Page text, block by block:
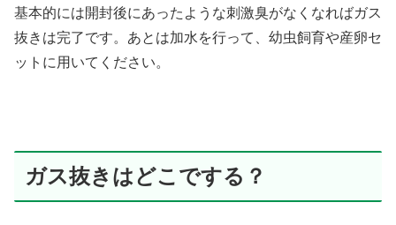
基本的には開封後にあったような刺激臭がなくなればガス
抜きは完了です。あとは加水を行って、幼虫飼育や産卵セ
ットに用いてください。
ガス抜きはどこでする？